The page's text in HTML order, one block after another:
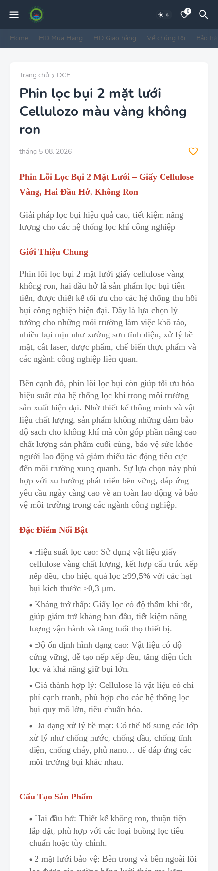
0
Home HD Mua Hàng HD Giao hàng Về chúng tôi Bảo
Trang chủ DCF
Phin lọc bụi 2 mặt lưới
Cellulozo màu vàng không
ron
tháng 5 08, 2026
Phin Lõi Lọc Bụi 2 Mặt Lưới – Giấy Cellulose
Vàng, Hai Đầu Hở, Không Ron
Giải pháp lọc bụi hiệu quả cao, tiết kiệm năng
lượng cho các hệ thống lọc khí công nghiệp
Giới Thiệu Chung
Phin lõi lọc bụi 2 mặt lưới giấy cellulose vàng
không ron, hai đầu hở là sản phẩm lọc bụi tiên
tiến, được thiết kế tối ưu cho các hệ thống thu hồi
bụi công nghiệp hiện đại. Đây là lựa chọn lý
tưởng cho những môi trường làm việc khô ráo,
nhiều bụi mịn như xưởng sơn tĩnh điện, xử lý bề
mặt, cắt laser, dược phẩm, chế biến thực phẩm và
các ngành công nghiệp liên quan.
Bên cạnh đó, phin lõi lọc bụi còn giúp tối ưu hóa
hiệu suất của hệ thống lọc khí trong môi trường
sản xuất hiện đại. Nhờ thiết kế thông minh và vật
liệu chất lượng, sản phẩm không những đảm bảo
độ sạch cho không khí mà còn góp phần nâng cao
chất lượng sản phẩm cuối cùng, bảo vệ sức khỏe
người lao động và giảm thiểu tác động tiêu cực
đến môi trường xung quanh. Sự lựa chọn này phù
hợp với xu hướng phát triển bền vững, đáp ứng
yêu cầu ngày càng cao về an toàn lao động và bảo
vệ môi trường trong các ngành công nghiệp.
Đặc Điểm Nổi Bật
Hiệu suất lọc cao: Sử dụng vật liệu giấy
cellulose vàng chất lượng, kết hợp cấu trúc xếp
nếp đều, cho hiệu quả lọc ≥99,5% với các hạt
bụi kích thước ≥0,3 μm.
Kháng trở thấp: Giấy lọc có độ thấm khí tốt,
giúp giảm trở kháng ban đầu, tiết kiệm năng
lượng vận hành và tăng tuổi thọ thiết bị.
Độ ổn định hình dạng cao: Vật liệu có độ
cứng vững, dễ tạo nếp xếp đều, tăng diện tích
lọc và khả năng giữ bụi lớn.
Giá thành hợp lý: Cellulose là vật liệu có chi
phí cạnh tranh, phù hợp cho các hệ thống lọc
bụi quy mô lớn, tiêu chuẩn hóa.
Đa dạng xử lý bề mặt: Có thể bổ sung các lớp
xử lý như chống nước, chống dầu, chống tĩnh
điện, chống cháy, phủ nano… để đáp ứng các
môi trường bụi khác nhau.
Cấu Tạo Sản Phẩm
Hai đầu hở: Thiết kế không ron, thuận tiện
lắp đặt, phù hợp với các loại buồng lọc tiêu
chuẩn hoặc tùy chỉnh.
2 mặt lưới bảo vệ: Bên trong và bên ngoài lõi